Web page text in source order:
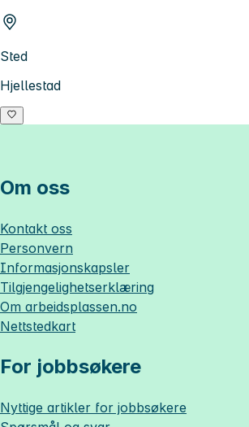
Sted
Hjellestad
Om oss
Kontakt oss
Personvern
Informasjonskapsler
Tilgjengelighetserklæring
Om arbeidsplassen.no
Nettstedkart
For jobbsøkere
Nyttige artikler for jobbsøkere